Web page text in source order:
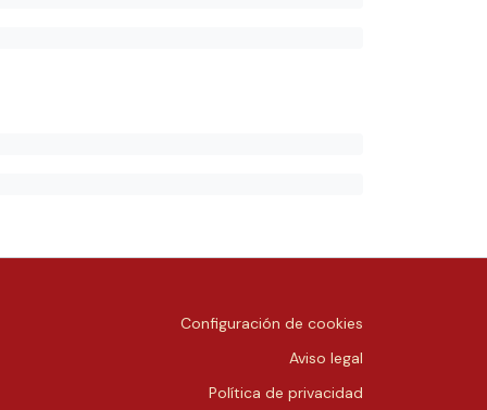
Configuración de cookies
Aviso legal
Política de privacidad